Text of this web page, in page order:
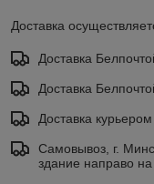
Доставка
Доставка
Доставка
Доставка
Самовывоз, г.
здание направо